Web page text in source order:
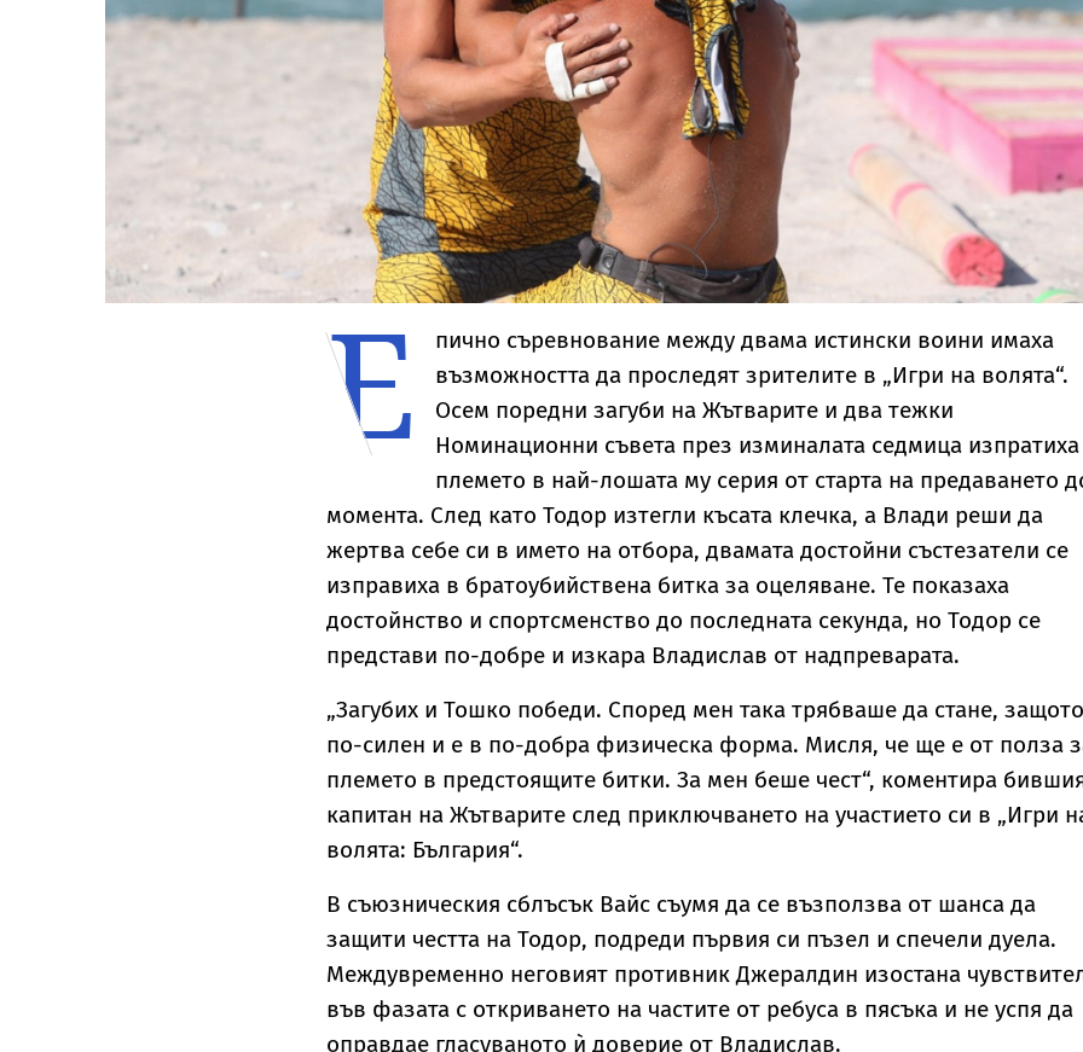
Е
пично съревнование между двама истински воини имаха
възможността да проследят зрителите в „Игри на волята“.
Осем поредни загуби на Жътварите и два тежки
Номинационни съвета през изминалата седмица изпратиха
племето в най-лошата му серия от старта на предаването
момента. След като Тодор изтегли късата клечка, а Влади реши да
жертва себе си в името на отбора, двамата достойни състезатели се
изправиха в братоубийствена битка за оцеляване. Те показаха
достойнство и спортсменство до последната секунда, но Тодор се
представи по-добре и изкара Владислав от надпреварата.
„Загубих и Тошко победи. Според мен така трябваше да стане,
по-силен и е в по-добра физическа форма. Мисля, че ще е от полза
племето в предстоящите битки. За мен беше чест“, коментира
капитан на Жътварите след приключването на участието си в „Игри
волята: България“.
В съюзническия сблъсък Вайс съумя да се възползва от шанса да
защити честта на Тодор, подреди първия си пъзел и спечели дуела.
Междувременно неговият противник Джералдин изостана
във фазата с откриването на частите от ребуса в пясъка и не успя да
оправдае гласуваното ѝ доверие от Владислав.